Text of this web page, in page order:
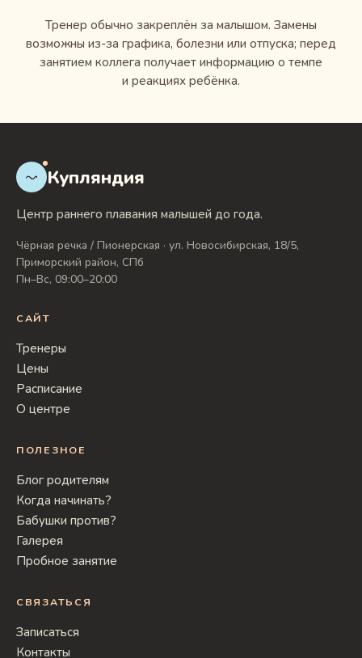
Тренер обычно закреплён за малышом. Замены
возможны из-за графика, болезни или отпуска; перед
занятием коллега получает информацию о темпе
и реакциях ребёнка.
Купляндия
Центр раннего плавания малышей до года.
Чёрная речка / Пионерская · ул. Новосибирская, 18/5,
Приморский район, СПб
Пн–Вс, 09:00–20:00
САЙТ
Тренеры
Цены
Расписание
О центре
ПОЛЕЗНОЕ
Блог родителям
Когда начинать?
Бабушки против?
Галерея
Пробное занятие
СВЯЗАТЬСЯ
Записаться
Контакты